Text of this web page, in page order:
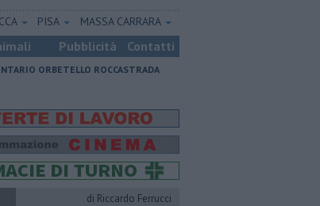
PISA MASSA CARRARA
Pubblicità Contatti
ORBETELLO ROCCASTRADA
di Riccardo Ferrucci